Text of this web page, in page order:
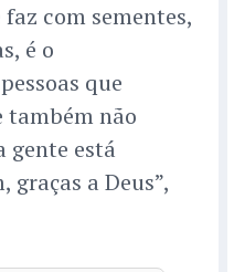
com sementes,
é o
que
não
gente está
a Deus”,